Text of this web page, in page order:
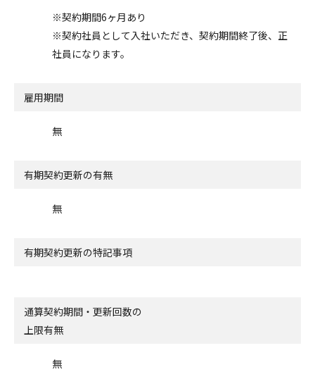
※契約期間6ヶ月あり
※契約社員として入社いただき、契約期間終了後、正
社員になります。
雇用期間
無
有期契約更新の有無
無
有期契約更新の特記事項
通算契約期間・更新回数の
上限有無
無